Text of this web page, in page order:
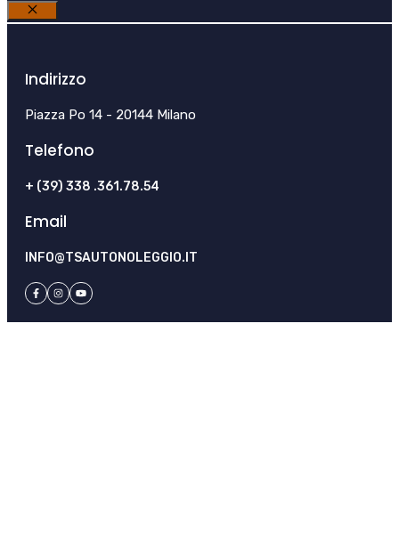
Chiudi
Indirizzo
Piazza Po 14 - 20144 Milano
Telefono
+ (39) 338 .361.78.54
Email
INFO@TSAUTONOLEGGIO.IT